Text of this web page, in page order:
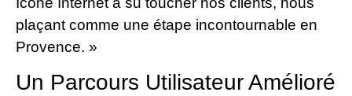
plaçant comme une étape incontournable en
Provence. »
Un Parcours Utilisateur Amélioré